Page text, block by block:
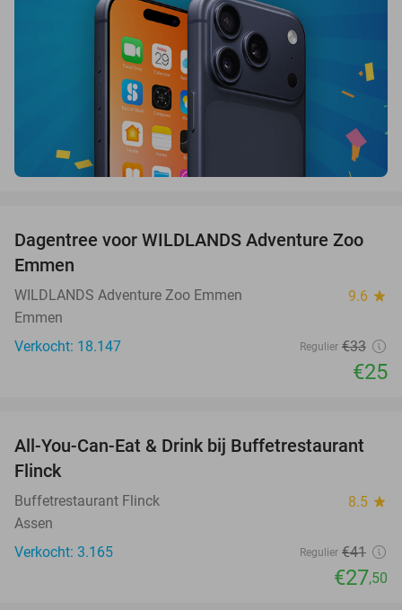
24%
Dagentree voor WILDLANDS Adventure Zoo
Emmen
WILDLANDS Adventure Zoo Emmen 9.6 star
Emmen
Verkocht: 18.147
Regulier €33
€25
33%
All-You-Can-Eat & Drink bij Buffetrestaurant
Flinck
Buffetrestaurant Flinck 8.5 star
Assen
Verkocht: 3.165
Regulier €41
€27,50